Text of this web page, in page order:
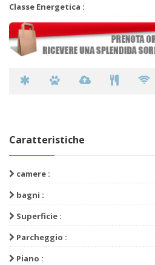
Classe Energetica :
Caratteristiche
camere :
bagni :
Superficie :
Parcheggio :
Piano :